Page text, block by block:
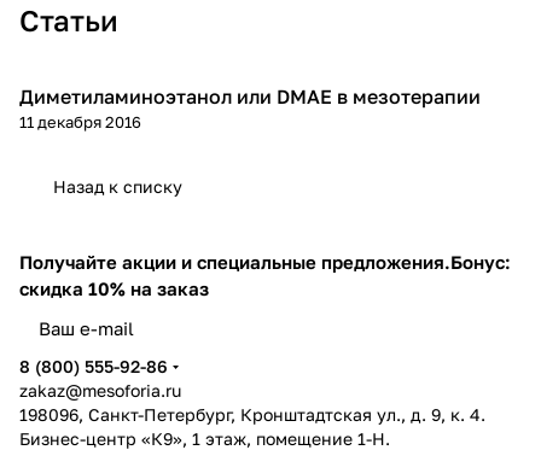
Статьи
Микроигольчатая терапия (мезороллер)
Диметиламиноэтанол или DMAE в мезотерапии
11 декабря 2016
Назад к списку
Получайте акции и специальные предложения.Бонус:
скидка 10% на заказ
8 (800) 555-92-86
zakaz@mesoforia.ru
198096, Санкт-Петербург, Кронштадтская ул., д. 9, к. 4.
Бизнес-центр «К9», 1 этаж, помещение 1-Н.